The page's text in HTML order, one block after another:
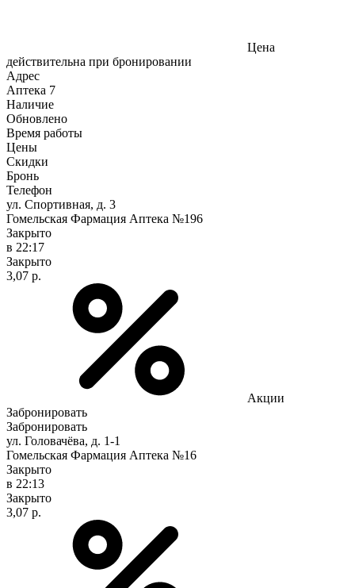
Цена
действительна при бронировании
Адрес
Аптека 7
Наличие
Обновлено
Время работы
Цены
Скидки
Бронь
Телефон
ул. Спортивная, д. 3
Гомельская Фармация Аптека №196
Закрыто
в 22:17
Закрыто
3,07 р.
Акции
Забронировать
Забронировать
ул. Головачёва, д. 1-1
Гомельская Фармация Аптека №16
Закрыто
в 22:13
Закрыто
3,07 р.